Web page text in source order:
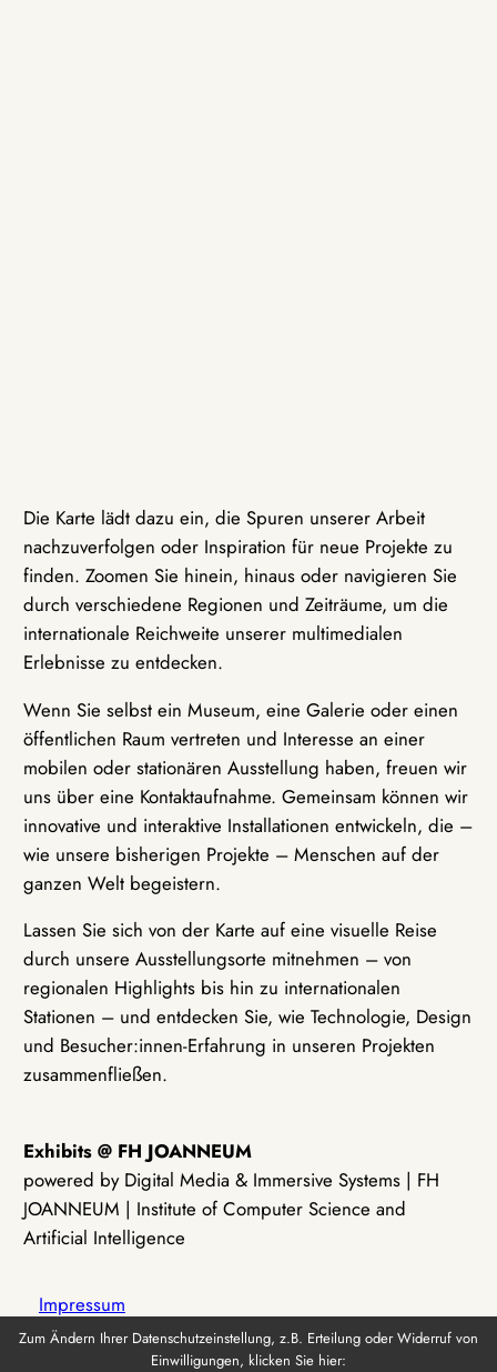
Die Karte lädt dazu ein, die Spuren unserer Arbeit
nachzuverfolgen oder Inspiration für neue Projekte zu
finden. Zoomen Sie hinein, hinaus oder navigieren Sie
durch verschiedene Regionen und Zeiträume, um die
internationale Reichweite unserer multimedialen
Erlebnisse zu entdecken.
Wenn Sie selbst ein Museum, eine Galerie oder einen
öffentlichen Raum vertreten und Interesse an einer
mobilen oder stationären Ausstellung haben, freuen wir
uns über eine Kontaktaufnahme. Gemeinsam können wir
innovative und interaktive Installationen entwickeln, die –
wie unsere bisherigen Projekte – Menschen auf der
ganzen Welt begeistern.
Lassen Sie sich von der Karte auf eine visuelle Reise
durch unsere Ausstellungsorte mitnehmen – von
regionalen Highlights bis hin zu internationalen
Stationen – und entdecken Sie, wie Technologie, Design
und Besucher:innen-Erfahrung in unseren Projekten
zusammenfließen.
Exhibits @ FH JOANNEUM
powered by Digital Media & Immersive Systems | FH
JOANNEUM | Institute of Computer Science and
Artificial Intelligence
Impressum
Zum Ändern Ihrer Datenschutzeinstellung, z.B. Erteilung oder Widerruf von
Einwilligungen, klicken Sie hier: